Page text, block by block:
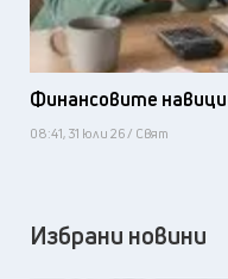
Финансовите
08:41, 31 юли 26 / Свят
Избрани новини